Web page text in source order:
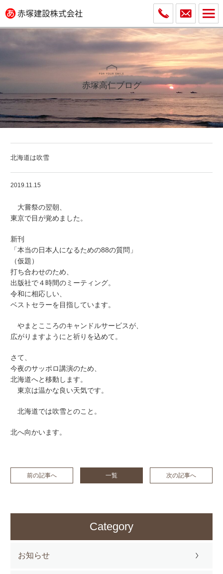
赤塚高仁ブログ
北海道は吹雪
2019.11.15
大嘗祭の翌朝、
東京で目が覚めました。
新刊
「本当の日本人になるための88の質問」
（仮題）
打ち合わせのため、
出版社で４時間のミーティング。
令和に相応しい、
ベストセラーを目指しています。
やまとこころのキャンドルサービスが、
広がりますようにと祈りを込めて。
さて、
今夜のサッポロ講演のため、
北海道へと移動します。
東京は温かな良い天気です。
北海道では吹雪とのこと。
北へ向かいます。
前の記事へ 一覧 次の記事へ
Category
お知らせ